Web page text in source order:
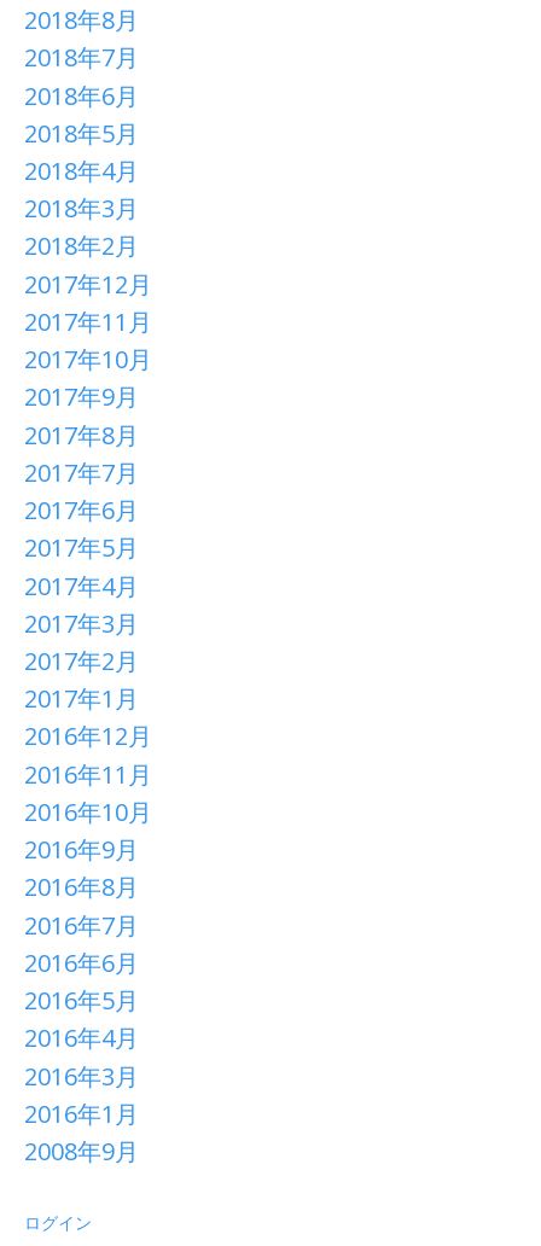
2018年8月
2018年7月
2018年6月
2018年5月
2018年4月
2018年3月
2018年2月
2017年12月
2017年11月
2017年10月
2017年9月
2017年8月
2017年7月
2017年6月
2017年5月
2017年4月
2017年3月
2017年2月
2017年1月
2016年12月
2016年11月
2016年10月
2016年9月
2016年8月
2016年7月
2016年6月
2016年5月
2016年4月
2016年3月
2016年1月
2008年9月
ログイン